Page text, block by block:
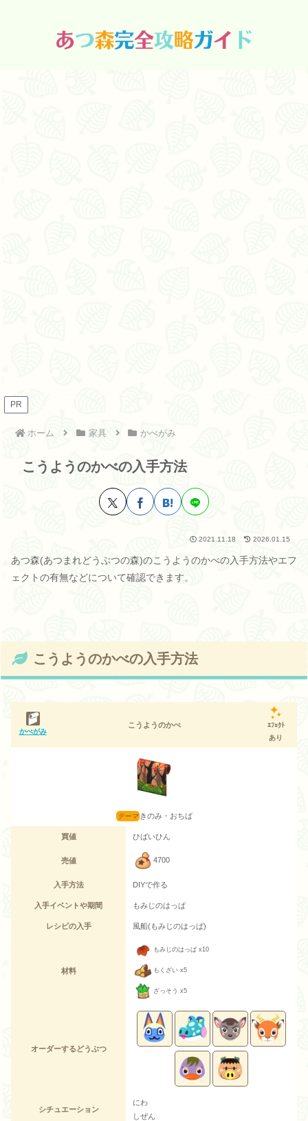
PR
ホーム 家具 かべがみ
こうようのかべの入手方法
2021.11.18 2026.01.15
あつ森(あつまれどうぶつの森)のこうようのかべの入手方法やエフ
ェクトの有無などについて確認できます。
こうようのかべの入手方法
かべがみ
こうようのかべ
ｴﾌｪｸﾄ
あり
きのみ・おちば
買値 ひばいひん
売値 4700
入手方法 DIYで作る
入手イベントや期間 もみじのはっぱ
レシピの入手 風船(もみじのはっぱ)
材料
もみじのはっぱ x10
もくざい x5
ざっそう x5
オーダーするどうぶつ
シチュエーション
にわ
しぜん